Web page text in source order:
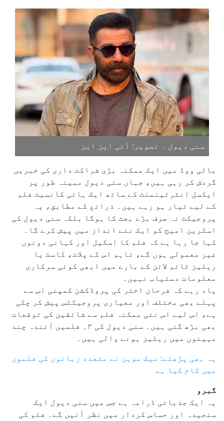
سنی دیول ۔ تصویر: آئی این این
بالی ووڈ میں ایک ممکنہ بڑی شراکت داری کی خبریں
گردش کر رہی ہیں، جہاں سنی دیول مبینہ طور پر
ایکسل انٹرٹینمنٹ کے ساتھ ایک ہائی کانسیٹ فلم
کے لیے تیار ہو رہے ہیں۔ ذرائع کے مطابق، یہ
پروجیکٹ نہ صرف بڑے بجٹ کا ہوگا بلکہ سنی دیول کی
اسکرین امیج کو ایک نئے انداز میں پیش کرے گا۔
کہا جا رہا ہے کہ فلم کا اسکیل اور کہانی دونوں
غیر معمولی ہوں گے، تاہم اس کے پلاٹ، کاسٹ یا
ریلیز ٹائم لائن کے بارے میں ابھی کوئی سرکاری
معلومات دستیاب نہیں۔
یاد رہے کہ فرحان اختر کی پروڈکشن کمپنی اس سے
پہلے بھی مختلف اور معیاری پروجیکٹس پیش کر چکی
ہے، اس لیے اس نئی ممکنہ فلم سے شائقین کی توقعات
بھی بڑھ گئی ہیں۔ سنی دیول کی ۳؍ فلمیں آئندہ چند
مہینوں میں ریلیز ہونے والی ہیں۔
یہ بھی پڑھئے: میک موہن نے متعدد زبانوں کی فلموں
میں کام کیا ہے
گبرو
یہ ایک جذباتی ڈرامہ ہے جس میں سنی دیول ایک
سنجیدہ اور حساس کردار میں نظر آئیں گے۔ فلم کی